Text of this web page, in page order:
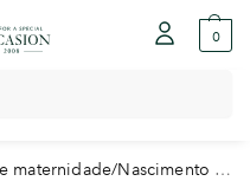
0
maternidade/Nascimento